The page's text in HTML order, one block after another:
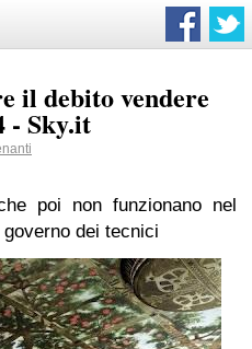
il debito vendere
- Sky.it
poi non funzionano nel
dei tecnici